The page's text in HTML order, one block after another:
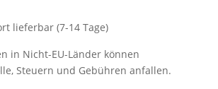
lieferbar (7-14 Tage)
in Nicht-EU-Länder können
Steuern und Gebühren anfallen.